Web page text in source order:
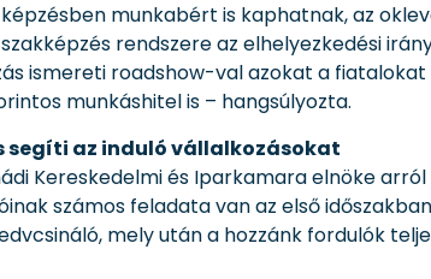
munkabért is kaphatnak, az
rendszere az elhelyezkedési
ismereti roadshow-val azokat a
munkáshitel is – hangsúlyozta.
segíti az induló vállalkozásokat
Kereskedelmi és Iparkamara elnöke
számos feladata van az első
mely után a hozzánk fordulók